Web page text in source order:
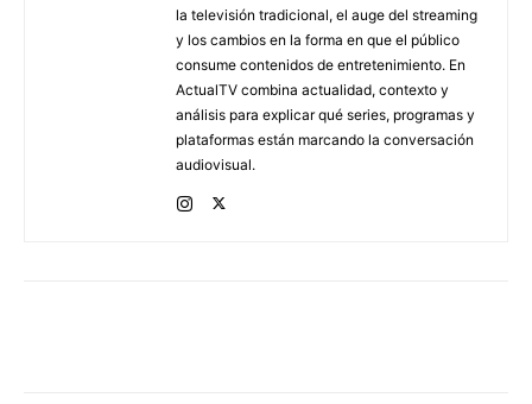
la televisión tradicional, el auge del streaming
y los cambios en la forma en que el público
consume contenidos de entretenimiento. En
ActualTV combina actualidad, contexto y
análisis para explicar qué series, programas y
plataformas están marcando la conversación
audiovisual.